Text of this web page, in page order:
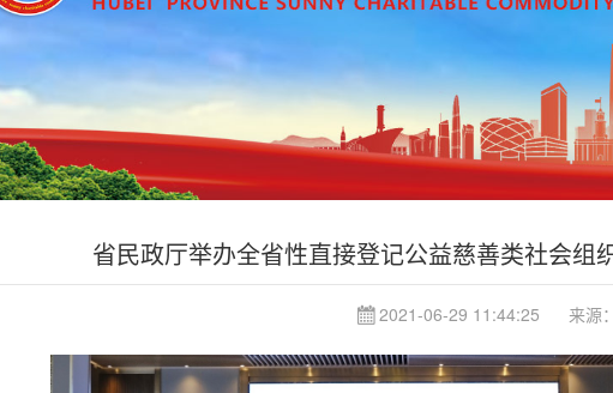
省民政厅举办全省性直接登记公益慈善类社会组
2021-06-29 11:44:25 来源